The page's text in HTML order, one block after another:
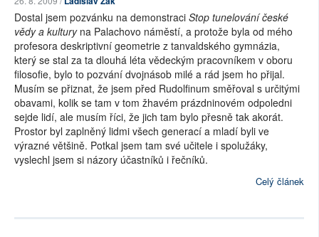
Dostal jsem pozvánku na demonstraci Stop tunelování české
vědy a kultury na Palachovo náměstí, a protože byla od mého
profesora deskriptivní geometrie z tanvaldského gymnázia,
který se stal za ta dlouhá léta vědeckým pracovníkem v oboru
filosofie, bylo to pozvání dvojnásob milé a rád jsem ho přijal.
Musím se přiznat, že jsem před Rudolfinum směřoval s určitými
obavami, kolik se tam v tom žhavém prázdninovém odpoledni
sejde lidí, ale musím říci, že jich tam bylo přesně tak akorát.
Prostor byl zaplněný lidmi všech generací a mladí byli ve
výrazné většině. Potkal jsem tam své učitele i spolužáky,
vyslechl jsem si názory účastníků i řečníků.
Celý článek